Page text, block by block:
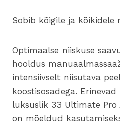
Sobib kõigile ja kõikidele
Optimaalse niiskuse
hooldus
intensiivselt niisutava
koostisosadega.
luksuslik 33 Ultimate Pro
on mõeldud